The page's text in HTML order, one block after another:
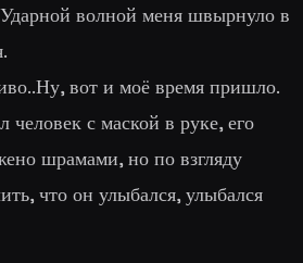
волной меня швырнуло в
вот и моё время пришло.
человек с маской в руке, его
шрамами, но по взгляду
что он улыбался, улыбался